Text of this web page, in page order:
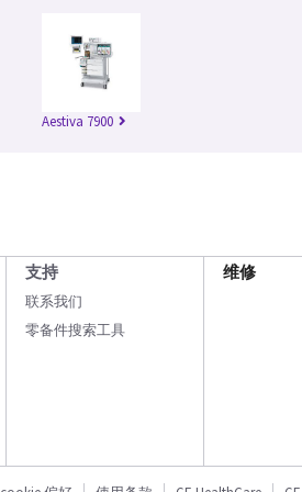
Aestiva 7900
支持
联系我们
零备件搜索工具
维修